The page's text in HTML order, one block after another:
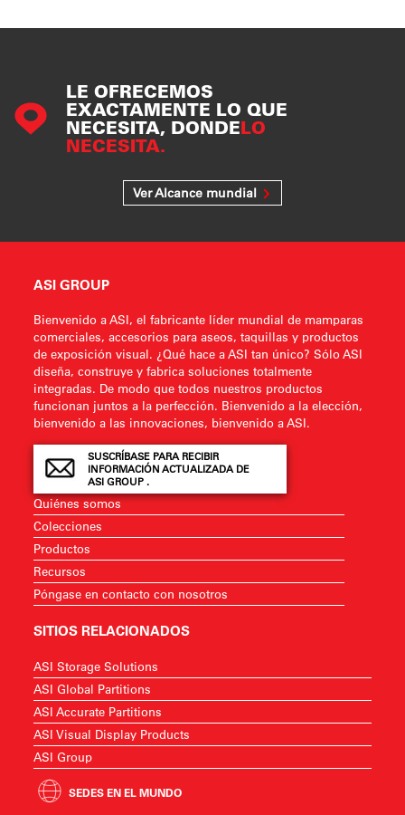
LE OFRECEMOS
EXACTAMENTE LO QUE
NECESITA, DONDELO
NECESITA.
Ver Alcance mundial
ASI GROUP
Bienvenido a ASI, el fabricante líder mundial de mamparas
comerciales, accesorios para aseos, taquillas y productos
de exposición visual. ¿Qué hace a ASI tan único? Sólo ASI
diseña, construye y fabrica soluciones totalmente
integradas. De modo que todos nuestros productos
funcionan juntos a la perfección. Bienvenido a la elección,
bienvenido a las innovaciones, bienvenido a ASI.
SUSCRÍBASE PARA RECIBIR
INFORMACIÓN ACTUALIZADA DE
ASI GROUP .
Quiénes somos
Colecciones
Productos
Recursos
Póngase en contacto con nosotros
SITIOS RELACIONADOS
ASI Storage Solutions
ASI Global Partitions
ASI Accurate Partitions
ASI Visual Display Products
ASI Group
SEDES EN EL MUNDO